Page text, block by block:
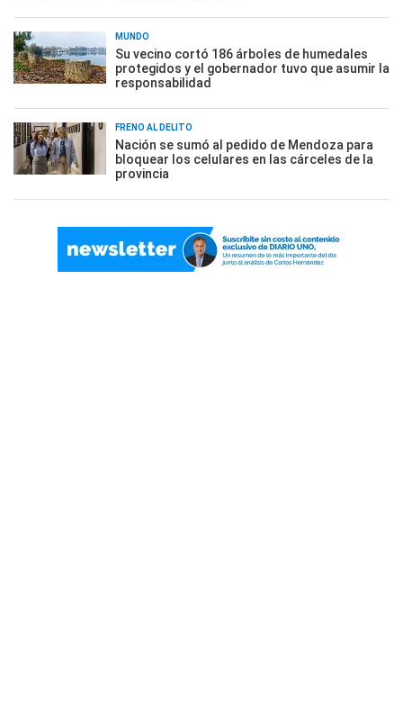
MUNDO
Su vecino cortó 186 árboles de humedales
protegidos y el gobernador tuvo que asumir la
responsabilidad
FRENO AL DELITO
Nación se sumó al pedido de Mendoza para
bloquear los celulares en las cárceles de la
provincia